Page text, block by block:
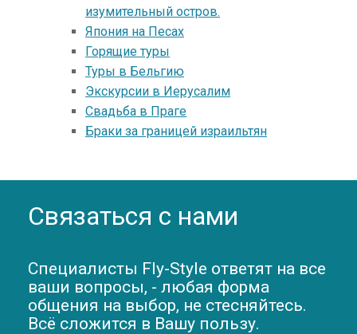
изумительный остров.
Япония на Песах
Горящие туры
Туры в Бельгию
Экскурсии в Иерусалим
Свадьба в Праге
Браки за границей израильтян
Связаться с нами
Специалисты Fly-Style ответят на все
ваши вопросы, - любая форма
общения на выбор, не стесняйтесь.
Всё сложится в Вашу пользу.